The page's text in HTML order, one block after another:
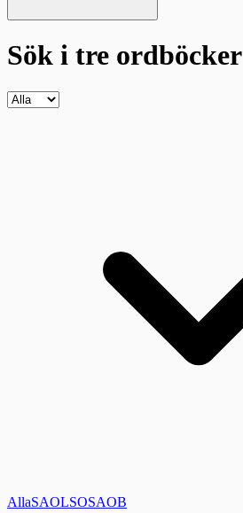
Sök i tre ordböcker
AllaSAOLSOSAOB